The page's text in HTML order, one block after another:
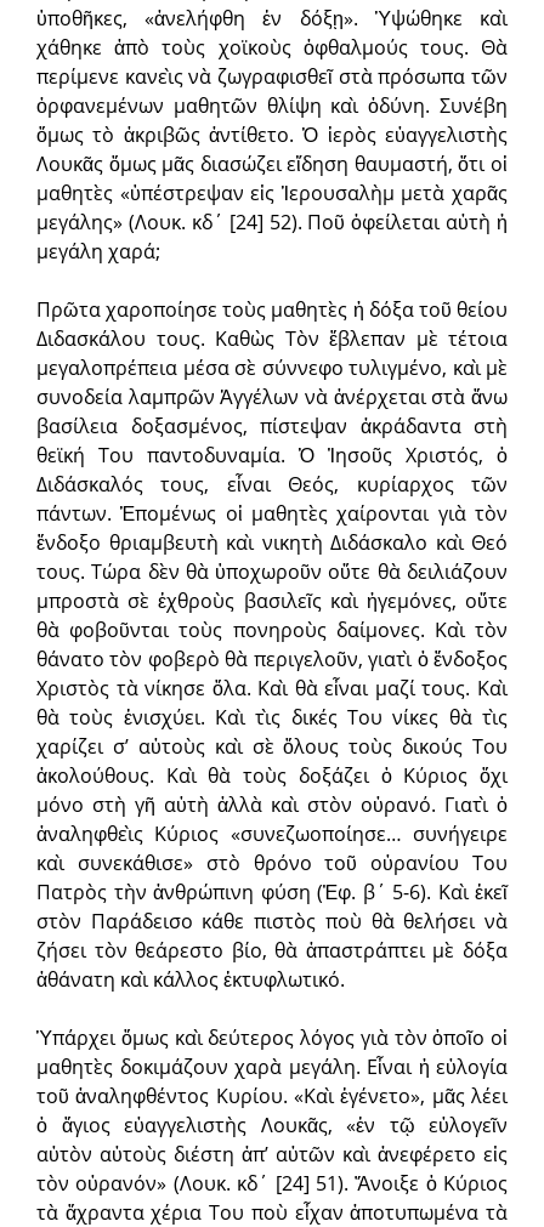
ὑποθῆκες, «ἀνελήφθη ἐν δόξῃ». Ὑψώθηκε καὶ
χάθηκε ἀπὸ τοὺς χοϊκοὺς ὀφθαλμούς τους. Θὰ
περίμενε κανεὶς νὰ ζωγραφισθεῖ στὰ πρόσωπα τῶν
ὀρφανεμένων μαθητῶν θλίψη καὶ ὀδύνη. Συνέβη
ὅμως τὸ ἀκριβῶς ἀντίθετο. Ὁ ἱερὸς εὐαγγελιστὴς
Λουκᾶς ὅμως μᾶς διασώζει εἴδηση θαυμαστή, ὅτι οἱ
μαθητὲς «ὑπέστρεψαν εἰς Ἱερουσαλὴμ μετὰ χαρᾶς
μεγάλης» (Λουκ. κδ΄ [24] 52). Ποῦ ὀφείλεται αὐτὴ ἡ
μεγάλη χαρά;
Πρῶτα χαροποίησε τοὺς μαθητὲς ἡ δό­­ξα τοῦ θείου
Διδασκάλου τους. Καθὼς Τὸν ἔβλεπαν μὲ τέτοια
μεγαλοπρέπεια μέσα σὲ σύννεφο τυλιγμένο, καὶ μὲ
συνοδεία λαμπρῶν Ἀγγέλων νὰ ἀνέρχεται στὰ ἄνω
βασίλεια δοξασμένος, πίστεψαν ἀκράδαντα στὴ
θεϊκή Του παντοδυναμία. Ὁ Ἰησοῦς Χριστός, ὁ
Διδάσκαλός τους, εἶναι Θεός, κυρίαρχος τῶν
πάντων. Ἑπομένως οἱ μαθητὲς χαίρονται γιὰ τὸν
ἔν­δοξο θριαμβευτὴ καὶ νικητὴ Διδάσκαλο καὶ Θεό
τους. Τώρα δὲν θὰ ὑποχωροῦν οὔτε θὰ δειλιάζουν
μπροστὰ σὲ ἐχθροὺς βασιλεῖς καὶ ἡγεμόνες, οὔτε
θὰ φοβοῦνται τοὺς πονηροὺς δαίμονες. Καὶ τὸν
θάνατο τὸν φοβερὸ θὰ περιγελοῦν, γιατὶ ὁ ἔνδοξος
Χριστὸς τὰ νίκησε ὅλα. Καὶ θὰ εἶναι μαζί τους. Καὶ
θὰ τοὺς ἐνισχύει. Καὶ τὶς δικές Του νίκες θὰ τὶς
χαρίζει σ’ αὐτοὺς καὶ σὲ ὅλους τοὺς δικούς Του
ἀκολούθους. Καὶ θὰ τοὺς δοξάζει ὁ Κύριος ὄχι
μόνο στὴ γῆ αὐτὴ ἀλλὰ καὶ στὸν οὐρανό. Γιατὶ ὁ
ἀναληφθεὶς Κύριος «συνεζωοποίησε… συνήγειρε
καὶ συνεκάθισε» στὸ θρόνο τοῦ οὐρανίου Του
Πατρὸς τὴν ἀνθρώπινη φύση (Ἐφ. β΄ 5-6). Καὶ ἐκεῖ
στὸν Παράδεισο κάθε πιστὸς ποὺ θὰ θελήσει νὰ
ζήσει τὸν θεάρεστο βίο, θὰ ἀ­παστράπτει μὲ δόξα
ἀθάνατη καὶ κάλλος ἐκτυφλωτικό.
Ὑπάρχει ὅμως καὶ δεύτερος λόγος γιὰ τὸν ὁποῖο οἱ
μαθητὲς δοκιμάζουν χαρὰ μεγάλη. Εἶναι ἡ εὐλογία
τοῦ ἀναληφθέν­τος Κυρίου. «Καὶ ἐγένετο», μᾶς λέει
ὁ ἅγιος εὐαγγελιστὴς Λουκᾶς, «ἐν τῷ εὐ­λογεῖν
αὐτὸν αὐτοὺς διέστη ἀπ’ αὐτῶν καὶ ἀνεφέρετο εἰς
τὸν οὐρανόν» (Λουκ. κδ΄ [24] 51). Ἄνοιξε ὁ Κύριος
τὰ ἄχραντα χέρια Του ποὺ εἶχαν ἀποτυπωμένα τὰ